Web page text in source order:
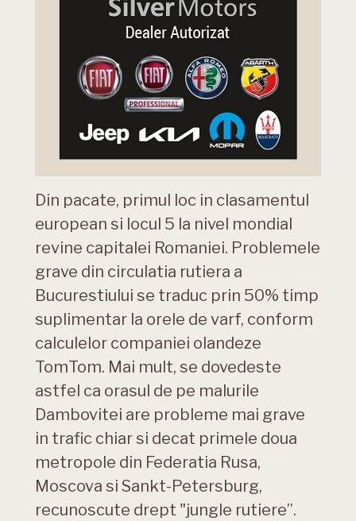
Din pacate, primul loc in clasamentul
european si locul 5 la nivel mondial
revine capitalei Romaniei. Problemele
grave din circulatia rutiera a
Bucurestiului se traduc prin 50% timp
suplimentar la orele de varf, conform
calculelor companiei olandeze
TomTom. Mai mult, se dovedeste
astfel ca orasul de pe malurile
Dambovitei are probleme mai grave
in trafic chiar si decat primele doua
metropole din Federatia Rusa,
Moscova si Sankt-Petersburg,
recunoscute drept "jungle rutiere”.